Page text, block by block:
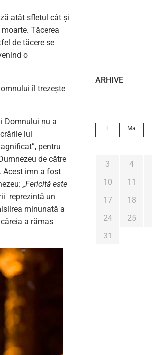
atât sfletul cât și
Tăcerea
de tăcere se
o
îl trezește
Domnului nu a
lui
pentru
de către
Acest imn a fost
„Fericită este
reprezintă un
minunată a
a rămas
ARHIVE
L Ma
3
4
10
11
17
18
24
25
31